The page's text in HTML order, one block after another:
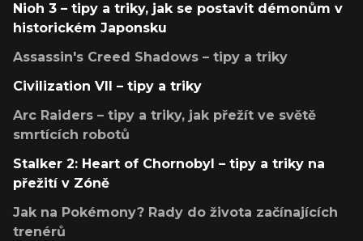
Nioh 3 – tipy a triky, jak se postavit démonům v
historickém Japonsku
Assassin's Creed Shadows – tipy a triky
Civilization VII – tipy a triky
Arc Raiders – tipy a triky, jak přežít ve světě
smrtících robotů
Stalker 2: Heart of Chornobyl – tipy a triky na
přežití v Zóně
Jak na Pokémony? Rady do života začínajících
trenérů